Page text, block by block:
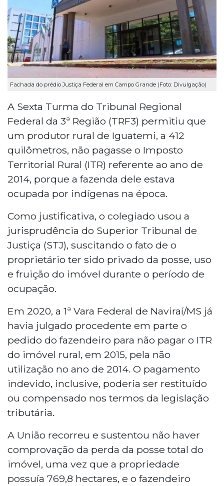
Fachada do prédio Justiça Federal em Campo Grande (Foto: Divulgação)
A Sexta Turma do Tribunal Regional
Federal da 3ª Região (TRF3) permitiu que
um produtor rural de Iguatemi, a 412
quilômetros, não pagasse o Imposto
Territorial Rural (ITR) referente ao ano de
2014, porque a fazenda dele estava
ocupada por indígenas na época.
Como justificativa, o colegiado usou a
jurisprudência do Superior Tribunal de
Justiça (STJ), suscitando o fato de o
proprietário ter sido privado da posse, uso
e fruição do imóvel durante o período de
ocupação.
Em 2020, a 1ª Vara Federal de Naviraí/MS já
havia julgado procedente em parte o
pedido do fazendeiro para não pagar o ITR
do imóvel rural, em 2015, pela não
utilização no ano de 2014. O pagamento
indevido, inclusive, poderia ser restituído
ou compensado nos termos da legislação
tributária.
A União recorreu e sustentou não haver
comprovação da perda da posse total do
imóvel, uma vez que a propriedade
possuía 769,8 hectares, e o fazendeiro